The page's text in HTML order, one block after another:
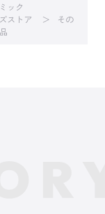
ック
ストア
その